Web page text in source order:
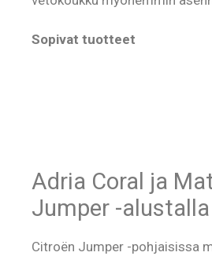
Sopivat tuotteet
Adria Coral ja
Jumper -alustalla
Citroën Jumper -pohjaisissa